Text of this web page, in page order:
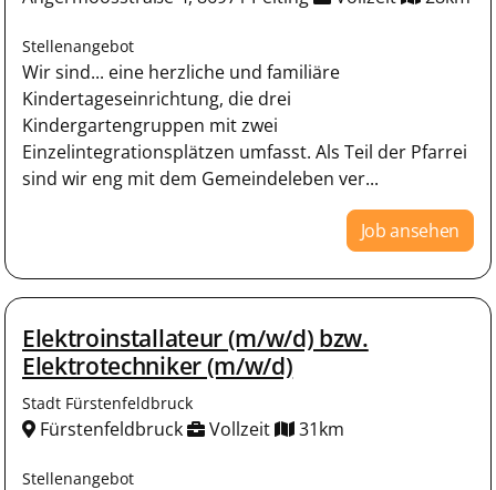
Stellenangebot
Wir sind... eine herzliche und familiäre
Kindertageseinrichtung, die drei
Kindergartengruppen mit zwei
Einzelintegrationsplätzen umfasst. Als Teil der Pfarrei
sind wir eng mit dem Gemeindeleben ver...
Job ansehen
Elektroinstallateur (m/w/d) bzw.
Elektrotechniker (m/w/d)
Stadt Fürstenfeldbruck
Fürstenfeldbruck Vollzeit 31km
Stellenangebot